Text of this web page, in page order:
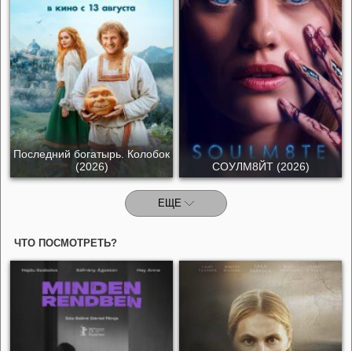
Последний богатырь. Колобок
(2026)
СОУЛМ8ЙТ (2026)
ЕЩЕ
ЧТО ПОСМОТРЕТЬ?